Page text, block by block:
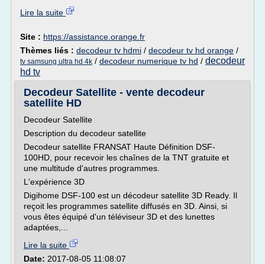
Lire la suite
Site : https://assistance.orange.fr
Thèmes liés : decodeur tv hdmi / decodeur tv hd orange /
tv samsung ultra hd 4k / decodeur numerique tv hd / decodeur
hd tv
Decodeur Satellite - vente decodeur
satellite HD
Decodeur Satellite
Description du decodeur satellite
Decodeur satellite FRANSAT Haute Définition DSF-
100HD, pour recevoir les chaînes de la TNT gratuite et
une multitude d'autres programmes.
L'expérience 3D
Digihome DSF-100 est un décodeur satellite 3D Ready. Il
reçoit les programmes satellite diffusés en 3D. Ainsi, si
vous êtes équipé d'un téléviseur 3D et des lunettes
adaptées,...
Lire la suite
Date: 2017-08-05 11:08:07